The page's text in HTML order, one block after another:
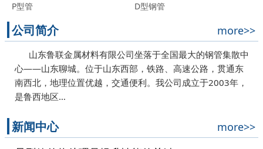
P型管 D型钢管
公司简介 more>>
山东鲁联金属材料有限公司坐落于全国最大的钢管集散中
心——山东聊城。位于山东西部，铁路、高速公路，贯通东
南西北，地理位置优越，交通便利。我公司成立于2003年，
是鲁西地区…
新闻中心
more>>